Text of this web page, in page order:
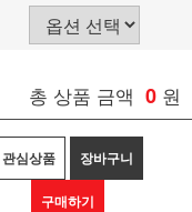
총 상품 금액 0 원
관심상품 장바구니
구매하기